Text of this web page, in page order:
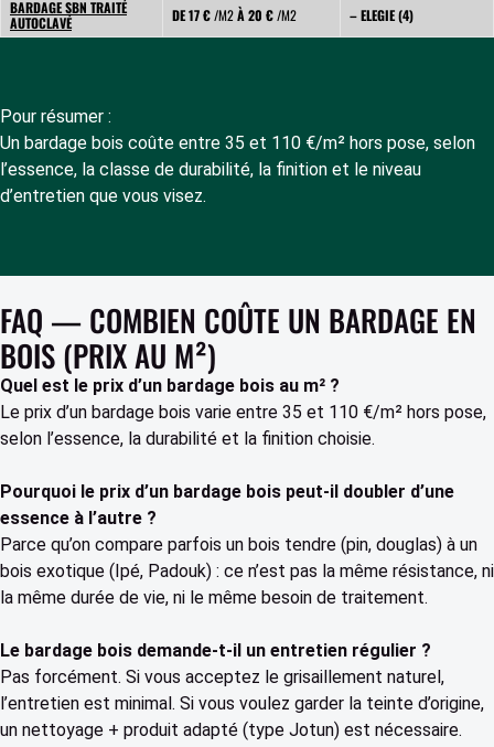
BARDAGE SBN TRAITÉ
AUTOCLAVÉ
DE 17 €/M2À 20 €/M2 – ELEGIE (4)
Pour résumer :
Un bardage bois coûte entre 35 et 110 €/m² hors pose, selon
l’essence, la classe de durabilité, la finition et le niveau
d’entretien que vous visez.
FAQ — COMBIEN COÛTE UN BARDAGE EN
BOIS (PRIX AU M²)
Quel est le prix d’un bardage bois au m² ?
Le prix d’un bardage bois varie entre 35 et 110 €/m² hors pose,
selon l’essence, la durabilité et la finition choisie.
Pourquoi le prix d’un bardage bois peut-il doubler d’une
essence à l’autre ?
Parce qu’on compare parfois un bois tendre (pin, douglas) à un
bois exotique (Ipé, Padouk) : ce n’est pas la même résistance, ni
la même durée de vie, ni le même besoin de traitement.
Le bardage bois demande-t-il un entretien régulier ?
Pas forcément. Si vous acceptez le grisaillement naturel,
l’entretien est minimal. Si vous voulez garder la teinte d’origine,
un nettoyage + produit adapté (type Jotun) est nécessaire.